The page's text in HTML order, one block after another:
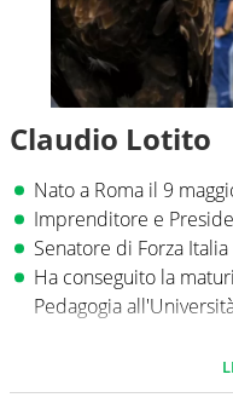
Claudio Lotito
Nato a Roma il 9
Imprenditore e
Senatore di Forza Italia
Ha conseguito la
Pedagogia